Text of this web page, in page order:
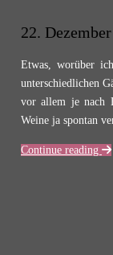
22.
Etwas, worüber
unterschiedlichen
vor allem je nach
Weine ja spontan
Continue reading